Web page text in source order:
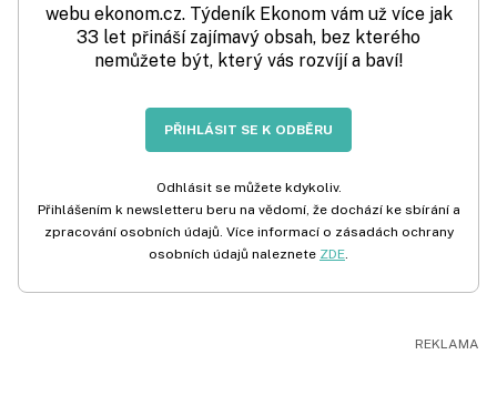
webu ekonom.cz. Týdeník Ekonom vám už více jak
33 let přináší zajímavý obsah, bez kterého
nemůžete být, který vás rozvíjí a baví!
PŘIHLÁSIT SE K ODBĚRU
Odhlásit se můžete kdykoliv.
Přihlášením k newsletteru beru na vědomí, že dochází ke sbírání a
zpracování osobních údajů. Více informací o zásadách ochrany
osobních údajů naleznete ZDE.